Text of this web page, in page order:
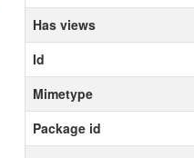
Has views
Id
Mimetype
Package id